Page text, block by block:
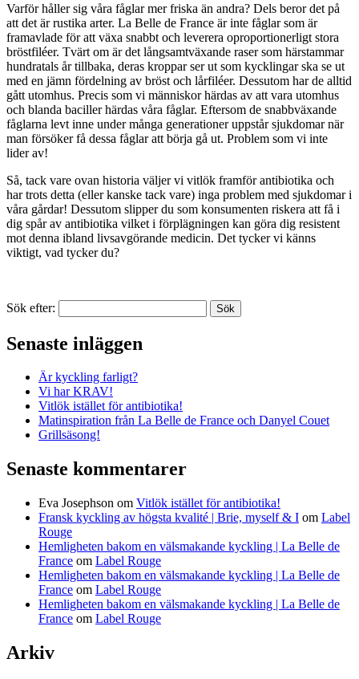
Varför håller sig våra fåglar mer friska än andra? Dels beror det på
att det är rustika arter. La Belle de France är inte fåglar som är
framavlade för att växa snabbt och leverera oproportionerligt stora
bröstfiléer. Tvärt om är det långsamtväxande raser som härstammar
hundratals år tillbaka, deras kroppar ser ut som kycklingar ska se ut
med en jämn fördelning av bröst och lårfiléer. Dessutom har de alltid
gått utomhus. Precis som vi människor härdas av att vara utomhus
och blanda baciller härdas våra fåglar. Eftersom de snabbväxande
fåglarna levt inne under många generationer uppstår sjukdomar när
man försöker få dessa fåglar att börja gå ut. Problem som vi inte
lider av!
Så, tack vare ovan historia väljer vi vitlök framför antibiotika och
har trots detta (eller kanske tack vare) inga problem med sjukdomar i
våra gårdar! Dessutom slipper du som konsumenten riskera att få i
dig spår av antibiotika vilket i förplägningen kan göra dig resistent
mot denna ibland livsavgörande medicin. Det tycker vi känns
viktigt, vad tycker du?
Sök efter:
Senaste inläggen
Är kyckling farligt?
Vi har KRAV!
Vitlök istället för antibiotika!
Matinspiration från La Belle de France och Danyel Couet
Grillsäsong!
Senaste kommentarer
Eva Josephson om Vitlök istället för antibiotika!
Fransk kyckling av högsta kvalité | Brie, myself & I om Label
Rouge
Hemligheten bakom en välsmakande kyckling | La Belle de
France om Label Rouge
Hemligheten bakom en välsmakande kyckling | La Belle de
France om Label Rouge
Hemligheten bakom en välsmakande kyckling | La Belle de
France om Label Rouge
Arkiv